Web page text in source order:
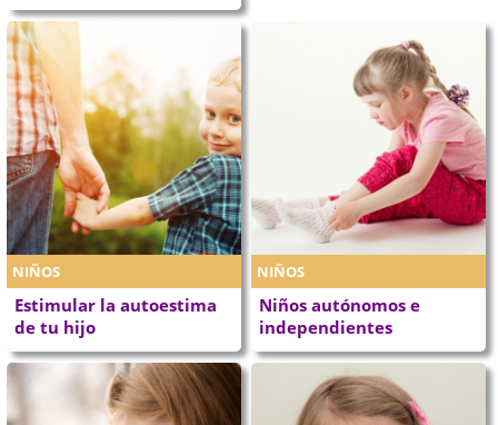
NIÑOS
Estimular la autoestima
de tu hijo
NIÑOS
Niños autónomos e
independientes